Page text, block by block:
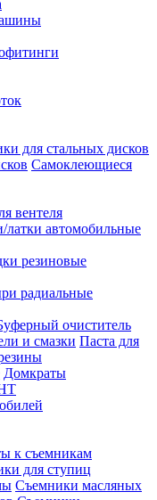
для стальных дисков
Самоклеющиеся
вентеля
латки автомобильные
резиновые
радиальные
очиститель
и смазки Паста для
Домкраты
к съемникам
для ступиц
Съемники масляных